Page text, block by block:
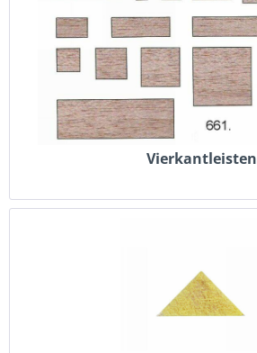
Vierkantleisten